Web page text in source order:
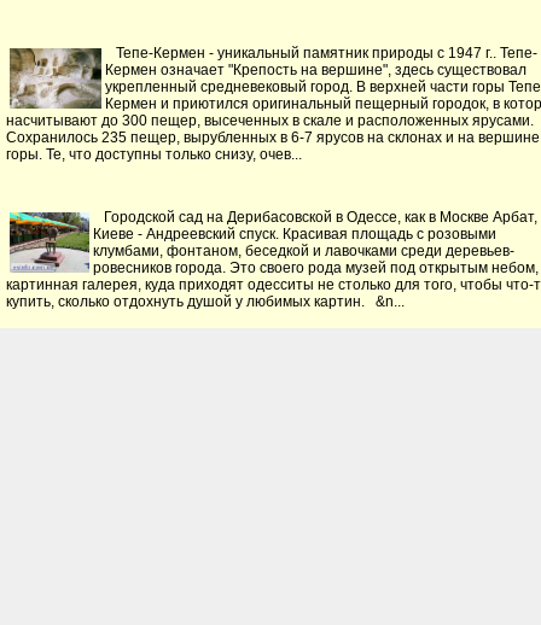
Тепе-Кермен - уникальный памятник природы с 1947 г.. Тепе-
Кермен означает "Крепость на вершине", здесь существовал
укрепленный средневековый город. В верхней части горы
Кермен и приютился оригинальный пещерный городок, в
насчитывают до 300 пещер, высеченных в скале и расположенных ярусами.
Сохранилось 235 пещер, вырубленных в 6-7 ярусов на склонах и на вершине
горы. Те, что доступны только снизу, очев...
Городской сад на Дерибасовской в Одессе, как в Москве Арбат,
Киеве - Андреевский спуск. Красивая площадь с розовыми
клумбами, фонтаном, беседкой и лавочками среди деревьев-
ровесников города. Это своего рода музей под открытым небом,
картинная галерея, куда приходят одесситы не столько для того, чтобы что-
купить, сколько отдохнуть душой у любимых картин. &n...